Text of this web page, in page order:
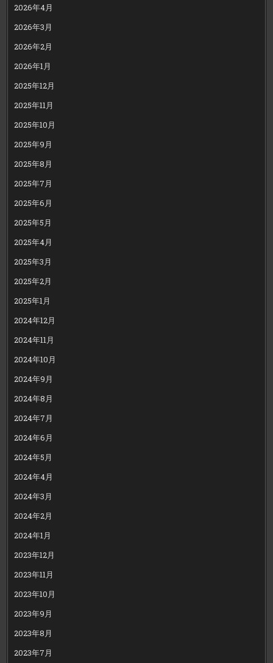
2026年4月
2026年3月
2026年2月
2026年1月
2025年12月
2025年11月
2025年10月
2025年9月
2025年8月
2025年7月
2025年6月
2025年5月
2025年4月
2025年3月
2025年2月
2025年1月
2024年12月
2024年11月
2024年10月
2024年9月
2024年8月
2024年7月
2024年6月
2024年5月
2024年4月
2024年3月
2024年2月
2024年1月
2023年12月
2023年11月
2023年10月
2023年9月
2023年8月
2023年7月